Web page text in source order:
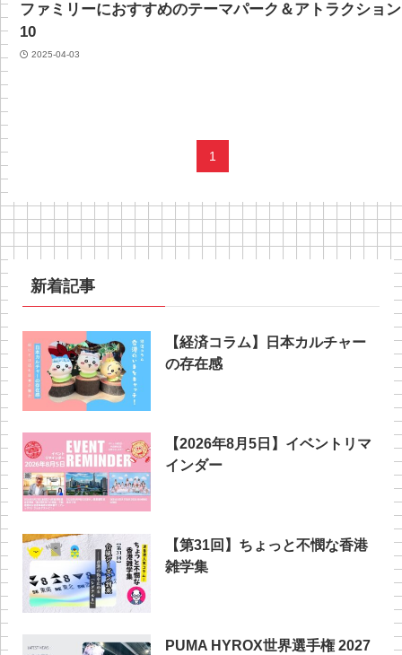
ファミリーにおすすめのテーマパーク＆アトラクション
10
2025-04-03
1
新着記事
【経済コラム】日本カルチャー
の存在感
【2026年8月5日】イベントリマ
インダー
【第31回】ちょっと不憫な香港
雑学集
PUMA HYROX世界選手権 2027